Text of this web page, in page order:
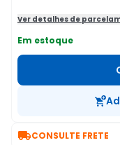
Ver detalhes de
Em estoque
CONSULTE FRETE